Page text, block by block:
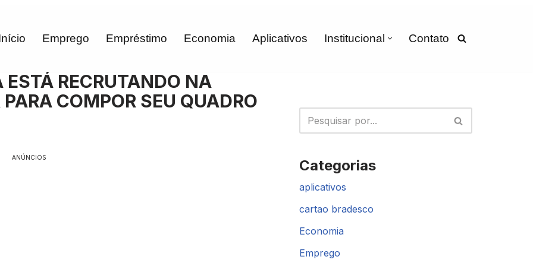
Emprego Empréstimo Economia Aplicativos Institucional Contato
RECRUTANDO NA
COMPOR SEU QUADRO
ANÚNCIOS Categorias
aplicativos
cartao bradesco
Economia
Emprego